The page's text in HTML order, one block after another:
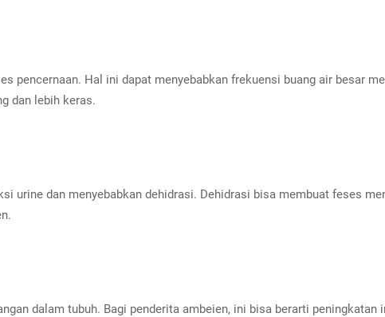
pencernaan. Hal ini dapat menyebabkan frekuensi buang air besar
dan lebih keras.
urine dan menyebabkan dehidrasi. Dehidrasi bisa membuat feses
dalam tubuh. Bagi penderita ambeien, ini bisa berarti peningkatan